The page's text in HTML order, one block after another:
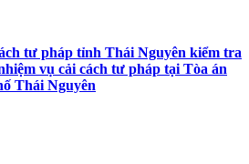
tư pháp tỉnh Thái Nguyên kiểm tra
vụ cải cách tư pháp tại Tòa án
Thái Nguyên